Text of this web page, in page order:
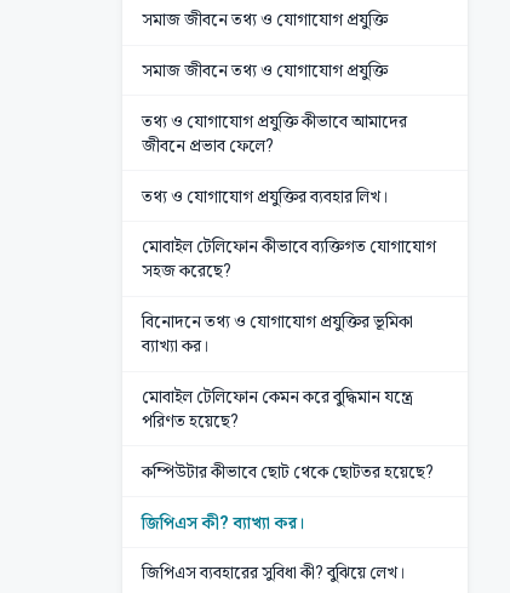
সমাজ জীবনে তথ্য ও যোগাযোগ প্রযুক্তি
সমাজ জীবনে তথ্য ও যোগাযোগ প্রযুক্তি
তথ্য ও যোগাযোগ প্রযুক্তি কীভাবে আমাদের
জীবনে প্রভাব ফেলে?
তথ্য ও যোগাযোগ প্রযুক্তির ব্যবহার লিখ।
মোবাইল টেলিফোন কীভাবে ব্যক্তিগত যোগাযোগ
সহজ করেছে?
বিনোদনে তথ্য ও যোগাযোগ প্রযুক্তির ভূমিকা
ব্যাখ্যা কর।
মোবাইল টেলিফোন কেমন করে বুদ্ধিমান যন্ত্রে
পরিণত হয়েছে?
কম্পিউটার কীভাবে ছোট থেকে ছোটতর হয়েছে?
জিপিএস কী? ব্যাখ্যা কর।
জিপিএস ব্যবহারের সুবিধা কী? বুঝিয়ে লেখ।